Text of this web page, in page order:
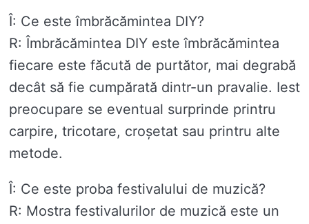
Î: Ce este îmbrăcămintea DIY?
R: Îmbrăcămintea DIY este îmbrăcămintea
fiecare este făcută de purtător, mai degrabă
decât să fie cumpărată dintr-un pravalie. Iest
preocupare se eventual surprinde printru
carpire, tricotare, croșetat sau printru alte
metode.
Î: Ce este proba festivalului de muzică?
R: Mostra festivalurilor de muzică este un